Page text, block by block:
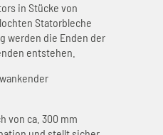
in Stücke von
Statorbleche
werden die Enden der
entstehen.
von ca. 300 mm